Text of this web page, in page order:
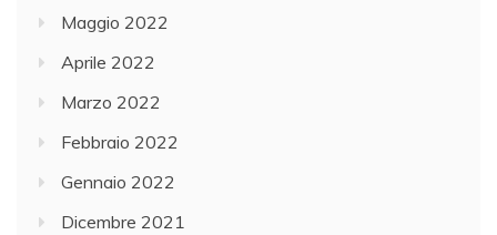
Maggio 2022
Aprile 2022
Marzo 2022
Febbraio 2022
Gennaio 2022
Dicembre 2021